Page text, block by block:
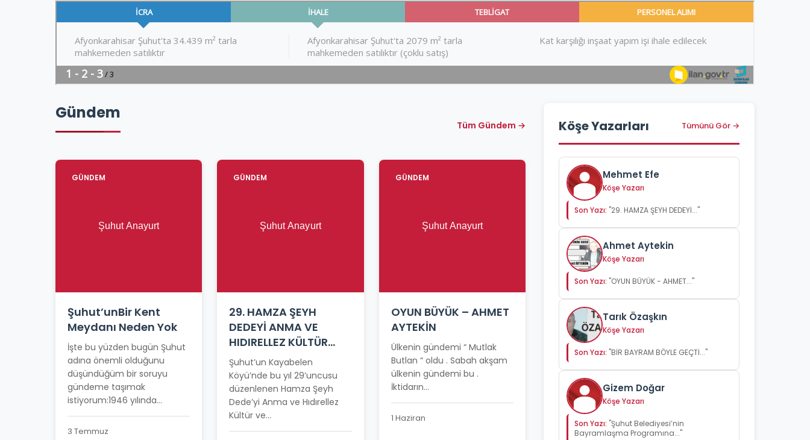
Gündem
Tüm Gündem →
GÜNDEM
Şuhut’unBir Kent
Meydanı Neden Yok
İşte bu yüzden bugün Şuhut
adına önemli olduğunu
düşündüğüm bir soruyu
gündeme taşımak
istiyorum:1946 yılında...
3 Temmuz
GÜNDEM
29. HAMZA ŞEYH
DEDEYİ ANMA VE
HIDIRELLEZ KÜLTÜR
BAHAR BAYRAMI
COŞKUYLA KUTLANDI
Şuhut’un Kayabelen
Köyü’nde bu yıl 29’uncusu
düzenlenen Hamza Şeyh
Dede’yi Anma ve Hıdırellez
Kültür ve...
GÜNDEM
OYUN BÜYÜK – AHMET
AYTEKİN
Ülkenin gündemi “ Mutlak
Butlan “ oldu . Sabah akşam
ülkenin gündemi bu .
İktidarın...
1 Haziran
Köşe Yazarları Tümünü Gör →
Mehmet Efe
Köşe Yazarı
Son Yazı: "29. HAMZA ŞEYH DEDEYİ..."
Ahmet Aytekin
Köşe Yazarı
Son Yazı: "OYUN BÜYÜK - AHMET..."
Tarık Özaşkın
Köşe Yazarı
Son Yazı: "BİR BAYRAM BÖYLE GEÇTİ..."
Gizem Doğar
Köşe Yazarı
Son Yazı: "Şuhut Belediyesi’nin
Bayramlaşma Programına..."